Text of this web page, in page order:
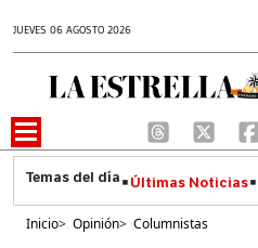
JUEVES 06 AGOSTO 2026
Últimas Noticias
Inicio> Opinión> Columnistas